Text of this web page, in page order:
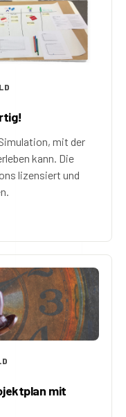
mit der
kann. Die
lizensiert und
mit